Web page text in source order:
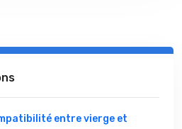
entre vierge et